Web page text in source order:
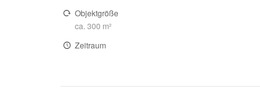
Objektgröße
ca. 300 m²
Zeitraum